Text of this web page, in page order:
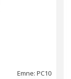
Emne: PC10